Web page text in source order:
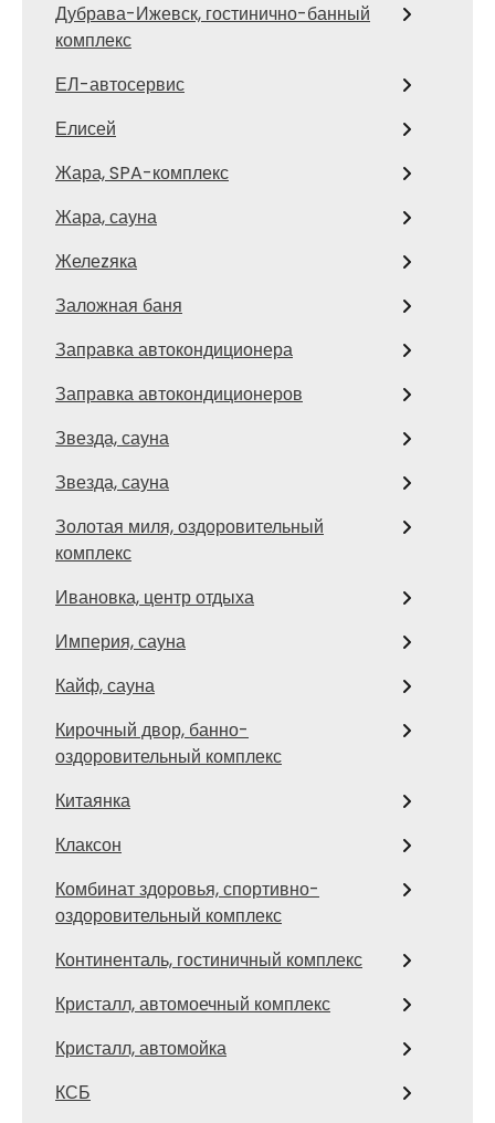
Дубрава-Ижевск, гостинично-банный
комплекс
ЕЛ-автосервис
Елисей
Жара, SPA-комплекс
Жара, сауна
Желеzяка
Заложная баня
Заправка автокондиционера
Заправка автокондиционеров
Звезда, сауна
Звезда, сауна
Золотая миля, оздоровительный
комплекс
Ивановка, центр отдыха
Империя, сауна
Кайф, сауна
Кирочный двор, банно-
оздоровительный комплекс
Китаянка
Клаксон
Комбинат здоровья, спортивно-
оздоровительный комплекс
Континенталь, гостиничный комплекс
Кристалл, автомоечный комплекс
Кристалл, автомойка
КСБ